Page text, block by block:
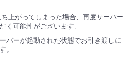
上がってしまった場合、再度サーバー
く可能性がございます。
バーが起動された状態でお引き渡しに
。